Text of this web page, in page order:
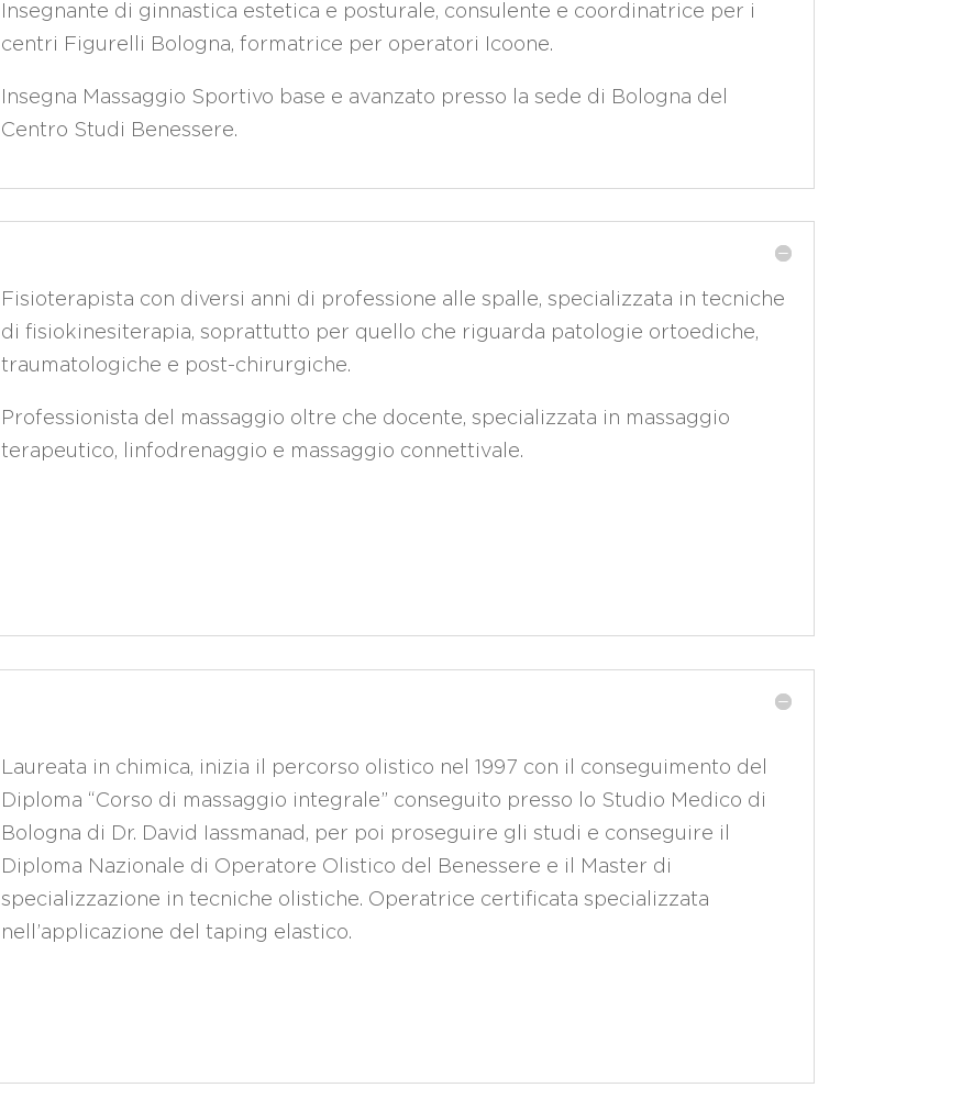
Insegnante di ginnastica estetica e posturale, consulente e coordinatrice per i
centri Figurelli Bologna, formatrice per operatori Icoone.
Insegna Massaggio Sportivo base e avanzato presso la sede di Bologna del
Centro Studi Benessere.
Fisioterapista con diversi anni di professione alle spalle, specializzata in tecniche
di fisiokinesiterapia, soprattutto per quello che riguarda patologie ortoediche,
traumatologiche e post-chirurgiche.
Professionista del massaggio oltre che docente, specializzata in massaggio
terapeutico, linfodrenaggio e massaggio connettivale.
Laureata in chimica, inizia il percorso olistico nel 1997 con il conseguimento del
Diploma “Corso di massaggio integrale” conseguito presso lo Studio Medico di
Bologna di Dr. David Iassmanad, per poi proseguire gli studi e conseguire il
Diploma Nazionale di Operatore Olistico del Benessere e il Master di
specializzazione in tecniche olistiche. Operatrice certificata specializzata
nell’applicazione del taping elastico.